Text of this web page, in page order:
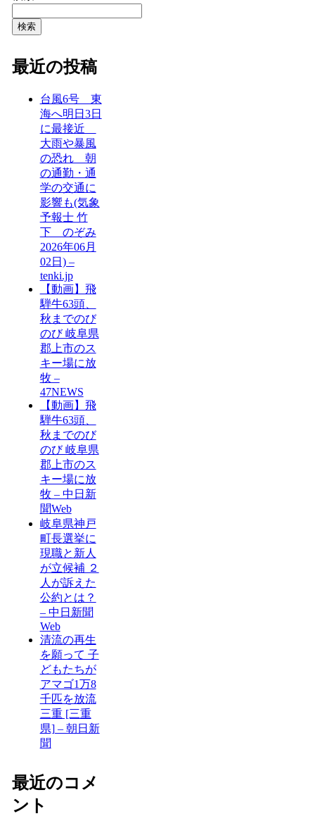
検索
最近の投稿
台風6号 東
海へ明日3日
に最接近
大雨や暴風
の恐れ 朝
の通勤・通
学の交通に
影響も(気象
予報士 竹
下 のぞみ
2026年06月
02日) –
tenki.jp
【動画】飛
騨牛63頭、
秋までのび
のび 岐阜県
郡上市のス
キー場に放
牧 –
47NEWS
【動画】飛
騨牛63頭、
秋までのび
のび 岐阜県
郡上市のス
キー場に放
牧 – 中日新
聞Web
岐阜県神戸
町長選挙に
現職と新人
が立候補 ２
人が訴えた
公約とは？
– 中日新聞
Web
清流の再生
を願って 子
どもたちが
アマゴ1万8
千匹を放流
三重 [三重
県] – 朝日新
聞
最近のコメ
ント